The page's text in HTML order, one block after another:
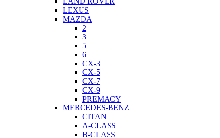
LEXUS
MAZDA
2
3
5
6
CX-3
CX-5
CX-7
CX-9
PREMACY
MERCEDES-BENZ
CITAN
A-CLASS
B-CLASS